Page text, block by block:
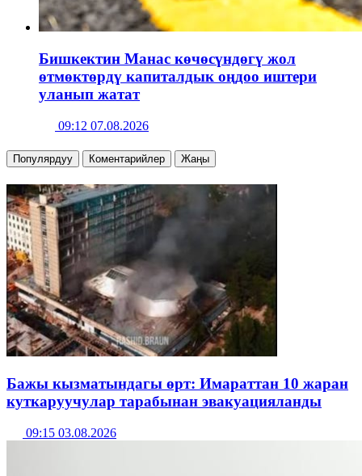
Бишкектин Манас көчөсүндөгү жол
өтмөктөрдү капиталдык оңдоо иштери
уланып жатат
09:12 07.08.2026
Популярдуу Коментарийлер Жаңы
Бажы кызматындагы өрт: Имараттан 10 жаран
куткаруучулар тарабынан эвакуацияланды
09:15 03.08.2026